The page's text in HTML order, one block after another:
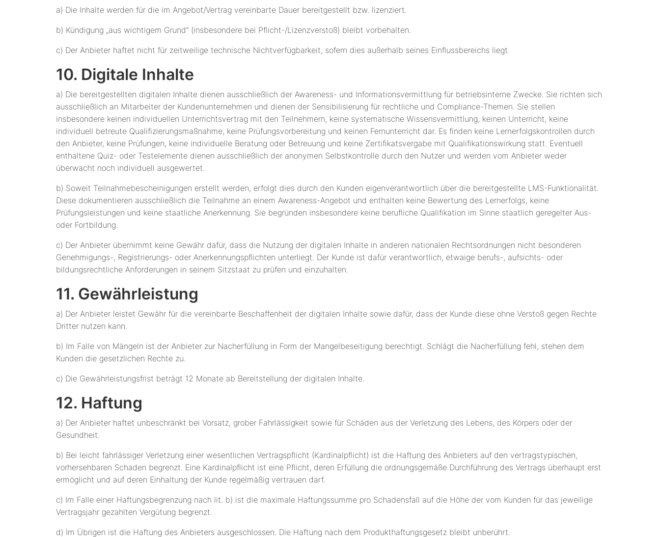
a) Die Inhalte werden für die im Angebot/Vertrag vereinbarte Dauer bereitgestellt bzw. lizenziert.
b) Kündigung „aus wichtigem Grund“ (insbesondere bei Pflicht-/Lizenzverstoß) bleibt vorbehalten.
c) Der Anbieter haftet nicht für zeitweilige technische Nichtverfügbarkeit, sofern dies außerhalb seines Einflussbereichs liegt.
10. Digitale Inhalte
a) Die bereitgestellten digitalen Inhalte dienen ausschließlich der Awareness- und Informationsvermittlung für betriebsinterne Zwecke. Sie richten sich
ausschließlich an Mitarbeiter der Kundenunternehmen und dienen der Sensibilisierung für rechtliche und Compliance-Themen. Sie stellen
insbesondere keinen individuellen Unterrichtsvertrag mit den Teilnehmern, keine systematische Wissensvermittlung, keinen Unterricht, keine
individuell betreute Qualifizierungsmaßnahme, keine Prüfungsvorbereitung und keinen Fernunterricht dar. Es finden keine Lernerfolgskontrollen durch
den Anbieter, keine Prüfungen, keine individuelle Beratung oder Betreuung und keine Zertifikatsvergabe mit Qualifikationswirkung statt. Eventuell
enthaltene Quiz- oder Testelemente dienen ausschließlich der anonymen Selbstkontrolle durch den Nutzer und werden vom Anbieter weder
überwacht noch individuell ausgewertet.
b) Soweit Teilnahmebescheinigungen erstellt werden, erfolgt dies durch den Kunden eigenverantwortlich über die bereitgestellte LMS-Funktionalität.
Diese dokumentieren ausschließlich die Teilnahme an einem Awareness-Angebot und enthalten keine Bewertung des Lernerfolgs, keine
Prüfungsleistungen und keine staatliche Anerkennung. Sie begründen insbesondere keine berufliche Qualifikation im Sinne staatlich geregelter Aus-
oder Fortbildung.
c) Der Anbieter übernimmt keine Gewähr dafür, dass die Nutzung der digitalen Inhalte in anderen nationalen Rechtsordnungen nicht besonderen
Genehmigungs-, Registrierungs- oder Anerkennungspflichten unterliegt. Der Kunde ist dafür verantwortlich, etwaige berufs-, aufsichts- oder
bildungsrechtliche Anforderungen in seinem Sitzstaat zu prüfen und einzuhalten.
11. Gewährleistung
a) Der Anbieter leistet Gewähr für die vereinbarte Beschaffenheit der digitalen Inhalte sowie dafür, dass der Kunde diese ohne Verstoß gegen Rechte
Dritter nutzen kann.
b) Im Falle von Mängeln ist der Anbieter zur Nacherfüllung in Form der Mangelbeseitigung berechtigt. Schlägt die Nacherfüllung fehl, stehen dem
Kunden die gesetzlichen Rechte zu.
c) Die Gewährleistungsfrist beträgt 12 Monate ab Bereitstellung der digitalen Inhalte.
12. Haftung
a) Der Anbieter haftet unbeschränkt bei Vorsatz, grober Fahrlässigkeit sowie für Schäden aus der Verletzung des Lebens, des Körpers oder der
Gesundheit.
b) Bei leicht fahrlässiger Verletzung einer wesentlichen Vertragspflicht (Kardinalpflicht) ist die Haftung des Anbieters auf den vertragstypischen,
vorhersehbaren Schaden begrenzt. Eine Kardinalpflicht ist eine Pflicht, deren Erfüllung die ordnungsgemäße Durchführung des Vertrags überhaupt erst
ermöglicht und auf deren Einhaltung der Kunde regelmäßig vertrauen darf.
c) Im Falle einer Haftungsbegrenzung nach lit. b) ist die maximale Haftungssumme pro Schadensfall auf die Höhe der vom Kunden für das jeweilige
Vertragsjahr gezahlten Vergütung begrenzt.
d) Im Übrigen ist die Haftung des Anbieters ausgeschlossen. Die Haftung nach dem Produkthaftungsgesetz bleibt unberührt.